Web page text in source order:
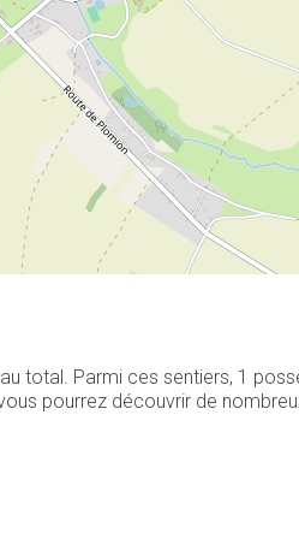
total. Parmi ces sentiers, 1
pourrez découvrir de